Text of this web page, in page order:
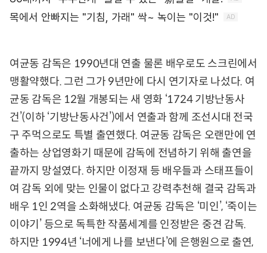
여균동 감독은 1990년대 연출 물론 배우로도 스크린에서
맹활약했다. 그런 그가 9년만에 다시 연기자로 나섰다. 여
균동 감독은 12월 개봉되는 새 영화 ‘1724 기방난동사
건’(이하 ‘기방난동사건’)에서 연출과 함께 조선시대 전국
구 주먹으로도 특별 출연했다. 여균동 감독은 오랜만에 연
출하는 상업영화기 때문에 감독에 전념하기 위해 출연을
끝까지 망설였다. 하지만 이정재 등 배우들과 스태프들이
여 감독 외에 맞는 인물이 없다고 강력추천해 결국 감독과
배우 1인 2역을 소화해냈다. 여균동 감독은 ‘미인’, ‘죽이는
이야기’ 등으로 독특한 작품세계를 인정받은 중견 감독.
하지만 1994년 ‘너에게 나를 보낸다’에 은행원으로 출연,